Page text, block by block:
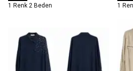
1 Renk 2 Beden 1